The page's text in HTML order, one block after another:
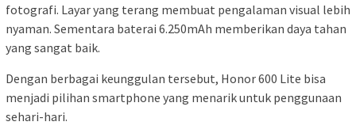
fotografi. Layar yang terang membuat pengalaman visual lebih
nyaman. Sementara baterai 6.250mAh memberikan daya tahan
yang sangat baik.
Dengan berbagai keunggulan tersebut, Honor 600 Lite bisa
menjadi pilihan smartphone yang menarik untuk penggunaan
sehari-hari.